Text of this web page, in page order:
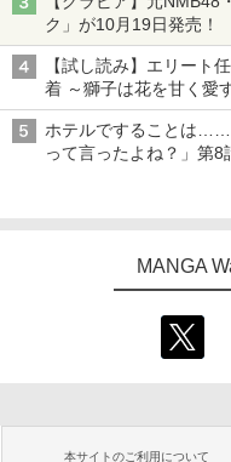
ク」が10月19日発売！
【試し読み】エリート
着 ～獅子は花を甘く愛
ホテルですることは……
って言ったよね？」第8
MANGA
本サイトのご利用について